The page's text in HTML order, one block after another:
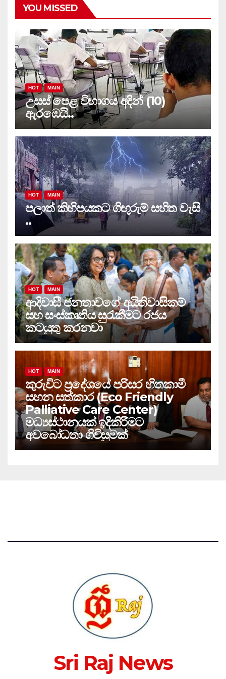
YOU MISSED
HOT MAIN
උසස් පෙළ විභාගය අදින් (10)
ඇරඹෙයි..
HOT MAIN
පලාත් කිහිපයකට ගිඟුරුම් සහිත වැසි
..
HOT MAIN
ආදිවාසී ජනතාවගේ අයිතිවාසිකම්
සහ සංස්කෘතිය සුරැකීමට රජය
කටයුතු කරනවා
HOT MAIN
කුරුවිට ප්‍රදේශයේ පරිසර හිතකාමී
සහන සත්කාර (Eco Friendly
Palliative Care Center)
මධ්‍යස්ථානයක් ඉදිකිරීමට
අවබෝධතා ගිවිසුමක්
Sri Raj News